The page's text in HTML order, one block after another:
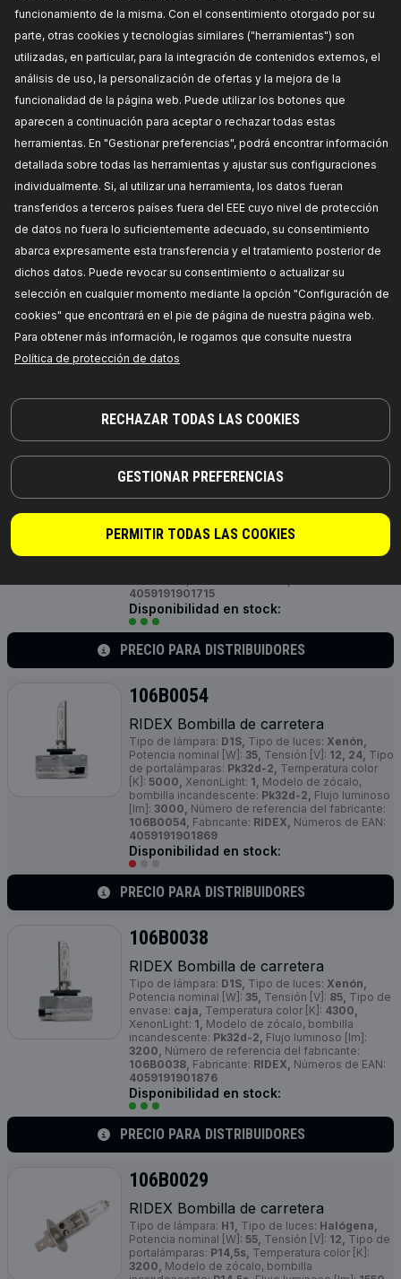
funcionamiento de la misma. Con el consentimiento otorgado por su
parte, otras cookies y tecnologías similares ("herramientas") son
utilizadas, en particular, para la integración de contenidos externos, el
análisis de uso, la personalización de ofertas y la mejora de la
funcionalidad de la página web. Puede utilizar los botones que
aparecen a continuación para aceptar o rechazar todas estas
herramientas. En "Gestionar preferencias", podrá encontrar información
detallada sobre todas las herramientas y ajustar sus configuraciones
individualmente. Si, al utilizar una herramienta, los datos fueran
transferidos a terceros países fuera del EEE cuyo nivel de protección
de datos no fuera lo suficientemente adecuado, su consentimiento
abarca expresamente esta transferencia y el tratamiento posterior de
dichos datos. Puede revocar su consentimiento o actualizar su
selección en cualquier momento mediante la opción "Configuración de
cookies" que encontrará en el pie de página de nuestra página web.
Para obtener más información, le rogamos que consulte nuestra
Política de protección de datos
RECHAZAR TODAS LAS COOKIES
GESTIONAR PREFERENCIAS
PERMITIR TODAS LAS COOKIES
RIDEX Bombilla de carretera
Tipo de lámpara: Tipo de luces:
Halógena,
Potencia nominal [W]: 55,Tensión [V]:12,Tipo de
portalámparas:PX26d,Temperatura color [K]:
incandescente: PX26d, Flujo luminoso [lm]:
Número de referencia del fabricante:106B0065,
Fabricante:
4059191888481
Disponibilidad en stock:
PRECIO PARA DISTRIBUIDORES
106B0070
RIDEX Bombilla de carretera
Tipo de lámpara:H1,Tipo de luces:Halógena,
portalámparas:P14,5s,Modelo de zócalo,
bombilla incandescente:P14.5s,Flujo luminoso
1550,
Número de referencia del fabricante:
106B0070,Fabricante:RIDEX,Números de EAN:
4059191889518
Disponibilidad en stock:
106B0085
RIDEX Bombilla de carretera
Tipo de lámpara:D3S,Tipo de luces:Xenón,
Potencia nominal [W]:35,Tensión [V]:42,Tipo de
portalámparas: PK32d-5,Temperatura color [K]:
5000,XenonLight:1, Modelo de zócalo, bombilla
incandescente:PK32d-5,Flujo luminoso [lm]:
4059191901715
Disponibilidad en stock:
PRECIO PARA DISTRIBUIDORES
106B0054
RIDEX Bombilla de carretera
Tipo de lámpara: D1S, Tipo de luces: Xenón,
Potencia nominal [W]: 35, Tensión [V]: 12, 24, Tipo
de portalámparas: Pk32d-2, Temperatura color
[K]: 5000, XenonLight: 1, Modelo de zócalo,
bombilla incandescente: Pk32d-2, Flujo luminoso
[lm]: 3000, Número de referencia del fabricante:
106B0054, Fabricante: RIDEX, Números de EAN:
4059191901869
Disponibilidad en stock:
PRECIO PARA DISTRIBUIDORES
106B0038
RIDEX Bombilla de carretera
Tipo de lámpara: D1S, Tipo de luces: Xenón,
Potencia nominal [W]: 35, Tensión [V]: 85, Tipo de
envase: caja, Temperatura color [K]: 4300,
XenonLight: 1, Modelo de zócalo, bombilla
incandescente: Pk32d-2, Flujo luminoso [lm]:
3200, Número de referencia del fabricante:
106B0038, Fabricante: RIDEX, Números de EAN:
4059191901876
Disponibilidad en stock:
PRECIO PARA DISTRIBUIDORES
106B0029
RIDEX Bombilla de carretera
Tipo de lámpara: H1, Tipo de luces: Halógena,
Potencia nominal [W]: 55, Tensión [V]: 12, Tipo de
portalámparas: P14,5s, Temperatura color [K]:
3200, Modelo de zócalo, bombilla